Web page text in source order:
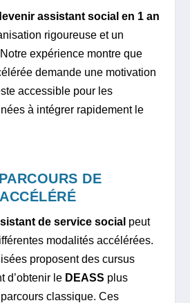
assistant social en 1 an
rigoureuse et un
expérience montre que
demande une motivation
accessible pour les
à intégrer rapidement le
DE
de service social peut
modalités accélérées.
proposent des cursus
d’obtenir le DEASS plus
classique. Ces